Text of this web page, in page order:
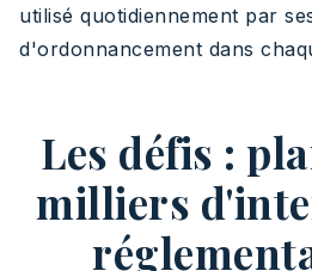
utilisé quotidiennement par
d'ordonnancement dans
Les défis :
milliers